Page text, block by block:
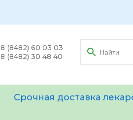
8 (8482) 60 03 03
8 (8482) 30 48 40
Срочная доставка